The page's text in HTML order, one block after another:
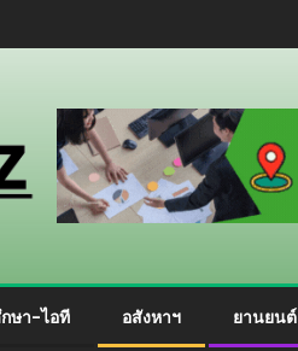
ษา-ไอที อสังหาฯ ยานยนต์